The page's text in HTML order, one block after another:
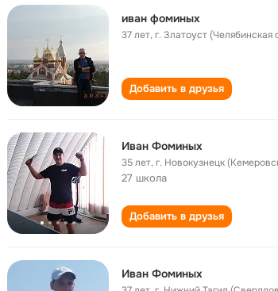
иван фоминых
37 лет,г. Златоуст (Челябинская
Добавить в друзья
Иван Фоминых
35 лет,г. Новокузнецк
27 школа
Добавить в друзья
Иван Фоминых